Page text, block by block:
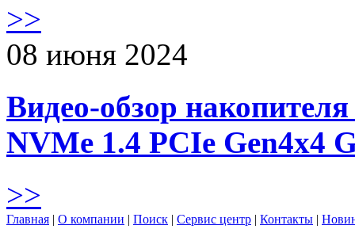
>>
08 июня 2024
Видео-обзор
NVMe 1.4 PCIe Gen4х4
>>
Главная | О компании | Поиск | Сервис центр | Контакты |